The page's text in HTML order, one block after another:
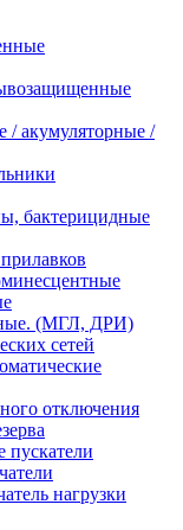
/ акумуляторные /
бактерицидные
(МГЛ, ДРИ)
сетей
отключения
нагрузки